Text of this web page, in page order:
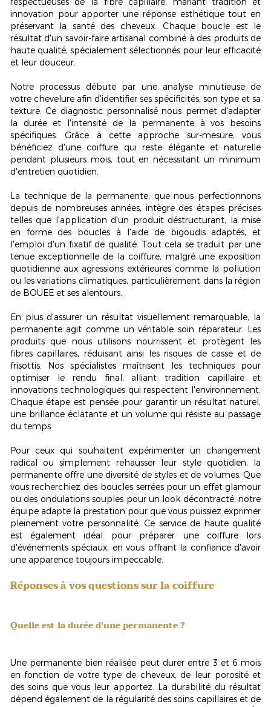
innovation pour apporter une réponse esthétique tout en
préservant la santé des cheveux. Chaque boucle est le
résultat d'un savoir-faire artisanal combiné à des produits de
haute qualité, spécialement sélectionnés pour leur efficacité
et leur douceur.
Notre processus débute par uneanalyse minutieusede
votre chevelure afin d'identifier ses spécificités, son type et sa
texture. Ce diagnostic personnalisé nous permet d'adapter
la durée et l'intensité de la permanente à vos besoins
spécifiques. Grâce à cette approche sur-mesure, vous
bénéficiez d'une coiffure qui reste élégante et naturelle
pendant plusieurs mois, tout en nécessitant un minimum
d'entretien quotidien.
La technique de la permanente, que nous perfectionnons
depuis de nombreuses années, intègre des étapes précises
telles que l'application d'un produit déstructurant, la mise
en forme des boucles à l'aide de bigoudis adaptés, et
l'emploi d'un fixatif de qualité. Tout cela se traduit par une
tenue exceptionnelle de la coiffure, malgré une exposition
quotidienne aux agressions extérieures comme la pollution
ou les variations climatiques, particulièrement dans la région
de BOUEE et ses alentours.
En plus d'assurer un résultat visuellement remarquable, la
permanente agit comme un véritable soin réparateur. Les
produits que nous utilisons nourrissent et protègent les
fibres capillaires, réduisant ainsi les risques de casse et de
frisottis. Nos spécialistes maîtrisent les techniques pour
optimiser le rendu final, alliant tradition capillaire et
innovations technologiques qui respectent l'environnement.
Chaque étape est pensée pour garantir un résultat naturel,
une brillance éclatante et un volume qui résiste au passage
du temps.
Pour ceux qui souhaitent expérimenter un changement
radical ou simplement rehausser leur style quotidien, la
permanente offre une diversité de styles et de volumes. Que
vous recherchiez des boucles serrées pour un effet glamour
ou des ondulations souples pour un look décontracté, notre
équipe adapte la prestation pour que vous puissiez exprimer
pleinement votre personnalité. Ce service de haute qualité
est également idéal pour préparer une coiffure lors
d'événements spéciaux, en vous offrant la confiance d'avoir
une apparence toujours impeccable.
Réponses à vos questions sur la coiffure
Quelle est la durée d'une permanente ?
Une permanente bien réalisée peut durer entre 3 et 6 mois
en fonction de votre type de cheveux, de leur porosité et
des soins que vous leur apportez. La durabilité du résultat
dépend également de la régularité des soins capillaires et de